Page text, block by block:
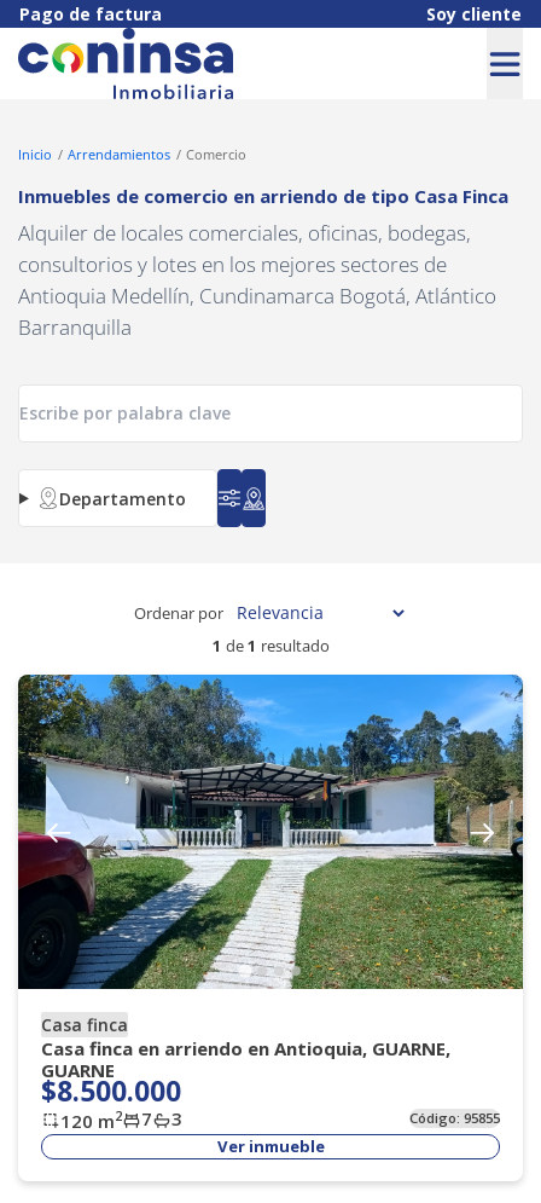
Pago de factura Soy cliente
Inicio Arrendamientos Comercio
Inmuebles de comercio en arriendo de tipo Casa Finca
Alquiler de locales comerciales, oficinas, bodegas,
consultorios y lotes en los mejores sectores de
Antioquia Medellín, Cundinamarca Bogotá, Atlántico
Barranquilla
Departamento
1 de1 resultado
Ordenar por
Casa finca
Casa finca en arriendo en Antioquia, GUARNE,
GUARNE
$8.500.000
120 m2 7 3 Código:95855
Ver inmueble